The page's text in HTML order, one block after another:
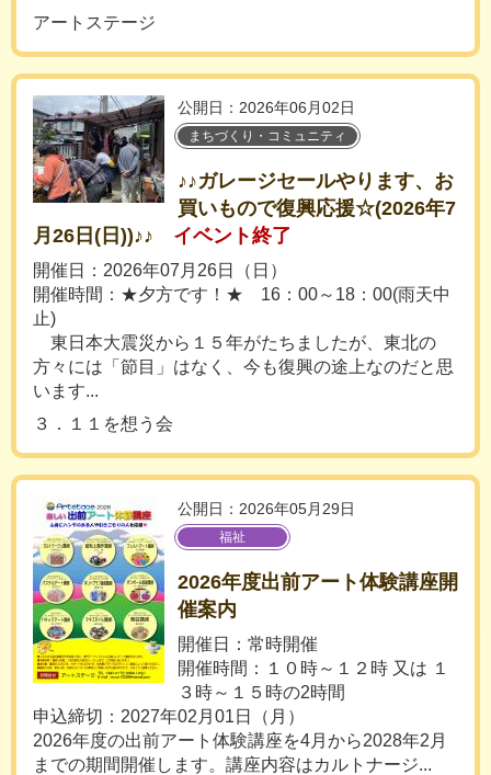
アートステージ
公開日：2026年06月02日
まちづくり・コミュニティ
♪♪ガレージセールやります、お
買いもので復興応援☆(2026年7
月26日(日))♪♪
イベント終了
開催日：2026年07月26日（日）
開催時間：★夕方です！★ 16：00～18：00(雨天中
止)
東日本大震災から１５年がたちましたが、東北の
方々には「節目」はなく、今も復興の途上なのだと思
います...
３．１１を想う会
公開日：2026年05月29日
福祉
2026年度出前アート体験講座開
催案内
開催日：常時開催
開催時間：１０時～１２時 又は １
３時～１５時の2時間
申込締切：2027年02月01日（月）
2026年度の出前アート体験講座を4月から2028年2月
までの期間開催します。講座内容はカルトナージ...